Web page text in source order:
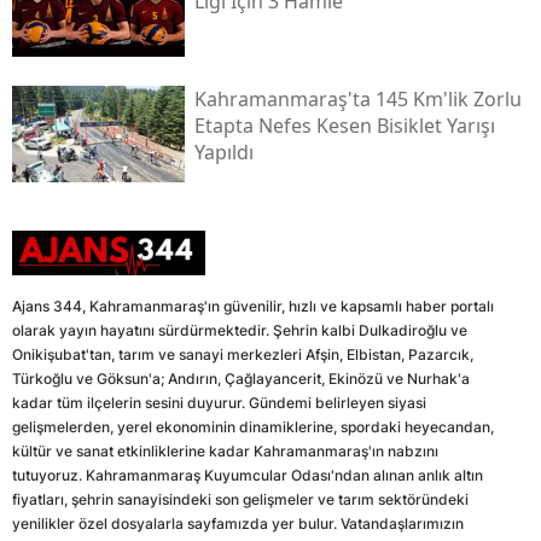
Kahramanmaraş'ta 145 Km'lik Zorlu
Etapta Nefes Kesen Bisiklet Yarışı
Yapıldı
Ajans 344, Kahramanmaraş'ın güvenilir, hızlı ve kapsamlı haber portalı
olarak yayın hayatını sürdürmektedir. Şehrin kalbi Dulkadiroğlu ve
Onikişubat'tan, tarım ve sanayi merkezleri Afşin, Elbistan, Pazarcık,
Türkoğlu ve Göksun'a; Andırın, Çağlayancerit, Ekinözü ve Nurhak'a
kadar tüm ilçelerin sesini duyurur. Gündemi belirleyen siyasi
gelişmelerden, yerel ekonominin dinamiklerine, spordaki heyecandan,
kültür ve sanat etkinliklerine kadar Kahramanmaraş'ın nabzını
tutuyoruz. Kahramanmaraş Kuyumcular Odası'ndan alınan anlık altın
fiyatları, şehrin sanayisindeki son gelişmeler ve tarım sektöründeki
yenilikler özel dosyalarla sayfamızda yer bulur. Vatandaşlarımızın